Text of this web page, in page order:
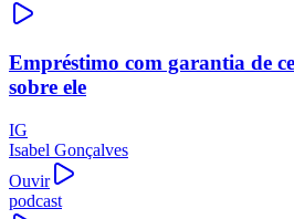
Empréstimo com garantia de
sobre ele
IG
Isabel Gonçalves
Ouvir
podcast